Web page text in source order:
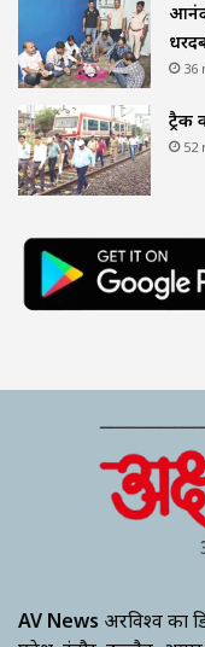
36
ट्रैक
52
AV News अक्षरविश्व